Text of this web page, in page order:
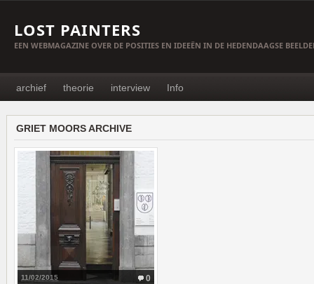
LOST PAINTERS
EEN WEBMAGAZINE OVER DE POSITIES EN IDEEËN IN DE HEDENDAAGSE
archief theorie interview Info
GRIET MOORS ARCHIVE
0
11/02/2015